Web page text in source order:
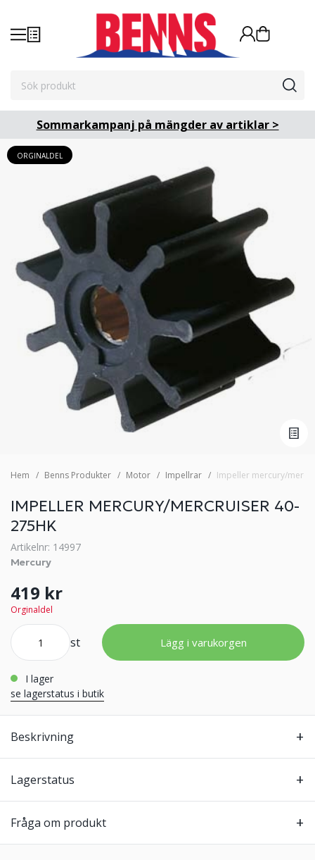
Sommarkampanj på mängder av artiklar >
ORGINALDEL
Hem Benns Produkter Motor Impellrar Impeller mercury/
IMPELLER MERCURY/MERCRUISER 40-
275HK
Artikelnr: 14997
Mercury
419 kr
Orginaldel
st Lägg i varukorgen
i lager
se lagerstatus i butik
Beskrivning
Lagerstatus
Fråga om produkt